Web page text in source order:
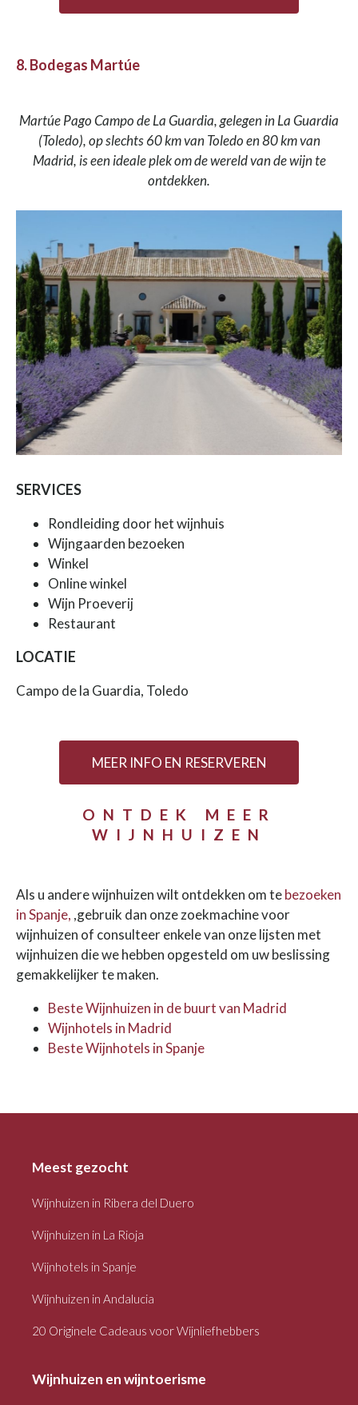
8. Bodegas Martúe
Martúe Pago Campo de La Guardia, gelegen in La Guardia
(Toledo), op slechts 60 km van Toledo en 80 km van
Madrid, is een ideale plek om de wereld van de wijn te
ontdekken.
SERVICES
Rondleiding door het wijnhuis
Wijngaarden bezoeken
Winkel
Online winkel
Wijn Proeverij
Restaurant
LOCATIE
Campo de la Guardia, Toledo
MEER INFO EN RESERVEREN
ONTDEK MEER
WIJNHUIZEN
Als u andere wijnhuizen wilt ontdekken om tebezoeken
in Spanje, ,gebruik dan onze zoekmachine voor
wijnhuizen of consulteer enkele van onze lijsten met
wijnhuizen die we hebben opgesteld om uw beslissing
gemakkelijker te maken.
Beste Wijnhuizen in de buurt van Madrid
Wijnhotels in Madrid
Beste Wijnhotels in Spanje
Meest gezocht
Wijnhuizen in Ribera del Duero
Wijnhuizen in La Rioja
Wijnhotels in Spanje
Wijnhuizen in Andalucia
20 Originele Cadeaus voor Wijnliefhebbers
Wijnhuizen en wijntoerisme